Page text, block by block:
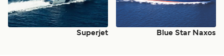
Blue Star Naxos
Superjet